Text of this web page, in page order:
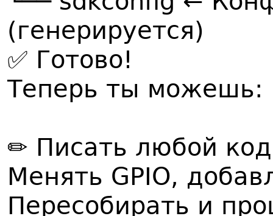
(генерируется)
✅ Готово!
Теперь ты можешь:
✏️ Писать любой
Менять GPIO,
Пересобирать и